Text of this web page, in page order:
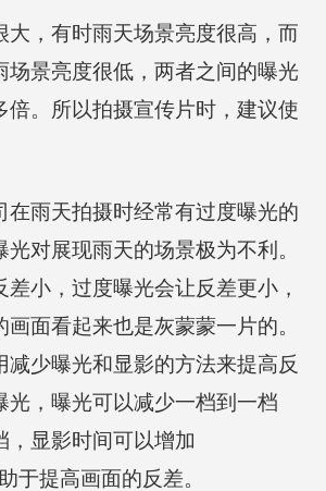
大，有时雨天场景亮度很高，而
场景亮度很低，两者之间的曝光
倍。所以拍摄宣传片时，建议使
在雨天拍摄时经常有过度曝光的
对展现雨天的场景极为不利。
差小，过度曝光会让反差更小，
面看起来也是灰蒙蒙一片的。
减少曝光和显影的方法来提高反
光，曝光可以减少一档到一档
，显影时间可以增加
于提高画面的反差。